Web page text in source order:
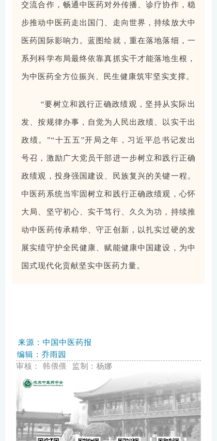
交流合作，畅通中医药对外传播、诊疗协作，稳
步推动中医药走出国门、走向世界，持续放大中
医药国际影响力。蓝图绘就，重在落地落细，一
系列科学布局最终依靠真抓实干才能落地生根，
为中医药全方位振兴、民生健康筑牢坚实支撑。
“要树立和践行正确政绩观，坚持从实际出
发、按规律办事，自觉为人民出政绩、以实干出
政绩。”“十五五”开局之年，习近平总书记发出
号召，激励广大党员干部进一步树立和践行正确
政绩观，投身强国建设、民族复兴的关键一程。
中医药系统当牢固树立和践行正确政绩观，心怀
大局、坚守初心、实干笃行、久久为功，持续推
动中医药传承精华、守正创新，以扎实过硬的发
展实绩守护全民健康、赋能健康中国建设，为中
国式现代化贡献坚实中医药力量。
来源：中国中医药报
编辑：乔雨园
审核：韩偎偎 监制：杨娜